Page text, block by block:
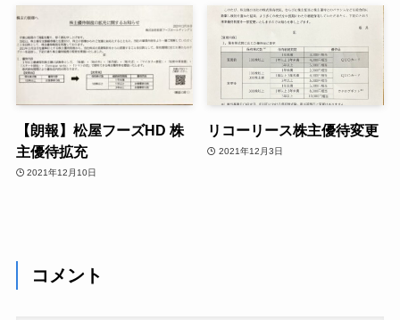
【朗報】松屋フーズHD 株
主優待拡充
2021年12月10日
リコーリース株主優待変更
2021年12月3日
コメント